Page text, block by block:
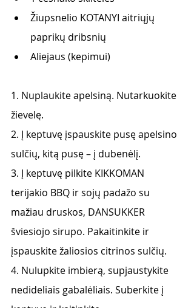
Žiupsnelio KOTANYI aitriųjų
paprikų dribsnių
Aliejaus (kepimui)
1. Nuplaukite apelsiną. Nutarkuokite
žievelę.
2. Į keptuvę įspauskite pusę apelsino
sulčių, kitą pusę – į dubenėlį.
3. Į keptuvę pilkite KIKKOMAN
terijakio BBQ ir sojų padažo su
mažiau druskos, DANSUKKER
šviesiojo sirupo. Pakaitinkite ir
įspauskite žaliosios citrinos sulčių.
4. Nulupkite imbierą, supjaustykite
nedideliais gabalėliais. Suberkite į